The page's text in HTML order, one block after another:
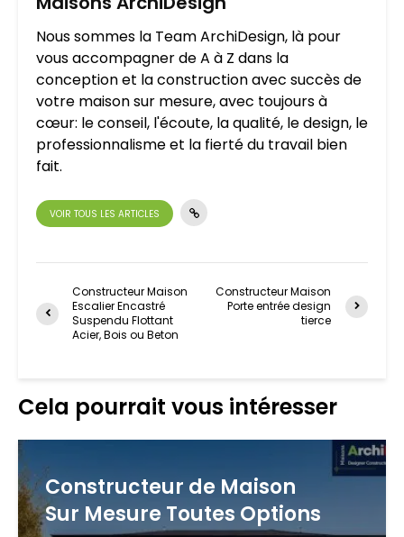
Nous sommes la Team ArchiDesign, là pour
vous accompagner de A à Z dans la
conception et la construction avec succès de
votre maison sur mesure, avec toujours à
cœur: le conseil, l'écoute, la qualité, le design, le
professionnalisme et la fierté du travail bien
fait.
VOIR TOUS LES ARTICLES
Constructeur Maison
Escalier Encastré
Suspendu Flottant
Acier, Bois ou Beton
Constructeur Maison
Porte entrée design
tierce
Cela pourrait vous intéresser
Constructeur de Maison
Sur Mesure Toutes Options